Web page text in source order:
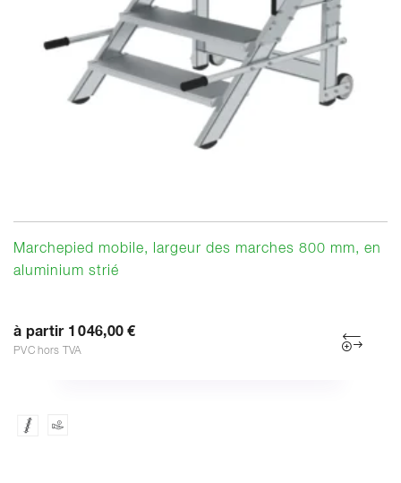
Marchepied mobile, largeur des marches 800 mm, en
aluminium strié
à partir 1 046,00 €
PVC hors TVA